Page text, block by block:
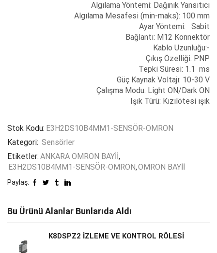
Algılama Yöntemi: Dağınık Yansıtıcı
Algılama Mesafesi (min-maks): 100 mm
Ayar Yöntemi: Sabit
Bağlantı: M12 Konnektör
Kablo Uzunluğu:-
Çıkış Özelliği: PNP
Tepki Süresi: 1.1 ms
Güç Kaynak Voltajı: 10-30 V
Çalışma Modu: Light ON/Dark ON
Işık Türü: Kızılötesi ışık
Stok Kodu: E3H2DS10B4MM1-SENSÖR-OMRON
Kategori: Sensörler
Etiketler: ANKARA OMRON BAYİİ,
E3H2DS10B4MM1-SENSÖR-OMRON,OMRON BAYİİ
Paylaş:
Bu Ürünü Alanlar Bunlarıda Aldı
K8DSPZ2 İZLEME VE KONTROL RÖLESİ